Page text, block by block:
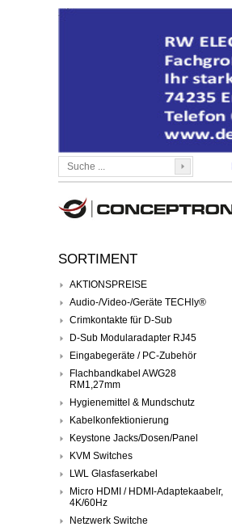
SORTIMENT
AKTIONSPREISE
Audio-/Video-/Geräte TECHly®
Crimkontakte für D-Sub
D-Sub Modularadapter RJ45
Eingabegeräte / PC-Zubehör
Flachbandkabel AWG28
RM1,27mm
Hygienemittel & Mundschutz
Kabelkonfektionierung
Keystone Jacks/Dosen/Panel
KVM Switches
LWL Glasfaserkabel
Micro HDMI / HDMI-Adaptekaabelr,
4K/60Hz
Netzwerk Switche